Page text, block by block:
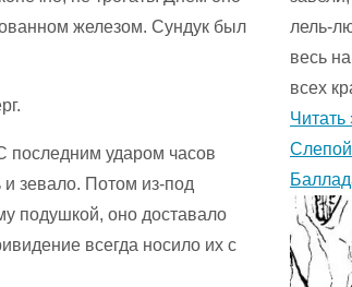
железом. Сундук был
последним ударом часов
зевало. Потом из-под
подушкой, оно доставало
всегда носило их с
лель-
весь
всех
Читать